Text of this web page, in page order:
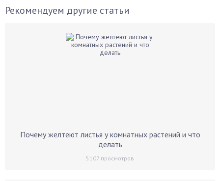
Рекомендуем другие статьи
Почему желтеют листья у комнатных растений и что
делать
5107 просмотров